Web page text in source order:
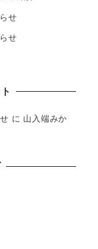
せ
せ
に 山入端みか